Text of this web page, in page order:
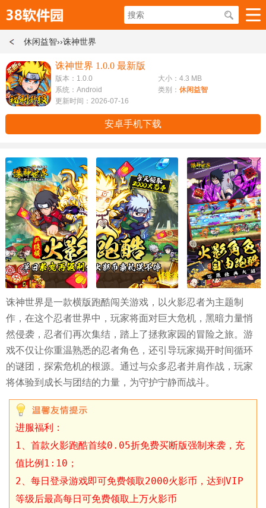
休闲益智››诛神世界
诛神世界 1.0.0 最新版
版本：1.0.0
大小：4.3 MB
系统：Android
类别： 休闲益智
更新时间：2026-07-16
安卓手机下载
诛神世界是一款横版跑酷闯关游戏，以火影忍者为主题制
作，在这个忍者世界中，玩家将面对巨大危机，黑暗力量悄
然侵袭，忍者们再次集结，踏上了拯救家园的冒险之旅。游
戏不仅让你重温熟悉的忍者角色，还引导玩家揭开时间循环
的谜团，探索危机的根源。通过与众多忍者并肩作战，玩家
将体验到成长与团结的力量，为守护宁静而战斗。
进服福利：
1、首款火影跑酷首续0.05折免费买断版强制来袭，充
值比例1:10；
2、每日登录游戏即可免费领取2000火影币，达到VIP
等级后最高每日可免费领取上万火影币